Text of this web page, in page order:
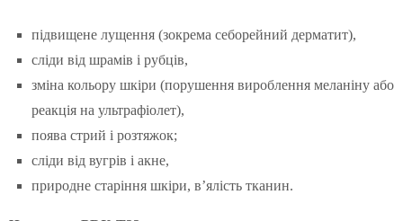
підвищене лущення (зокрема себорейний дерматит),
сліди від шрамів і рубців,
зміна кольору шкіри (порушення вироблення меланіну або
реакція на ультрафіолет),
поява стрий і розтяжок;
сліди від вугрів і акне,
природне старіння шкіри, в’ялість тканин.